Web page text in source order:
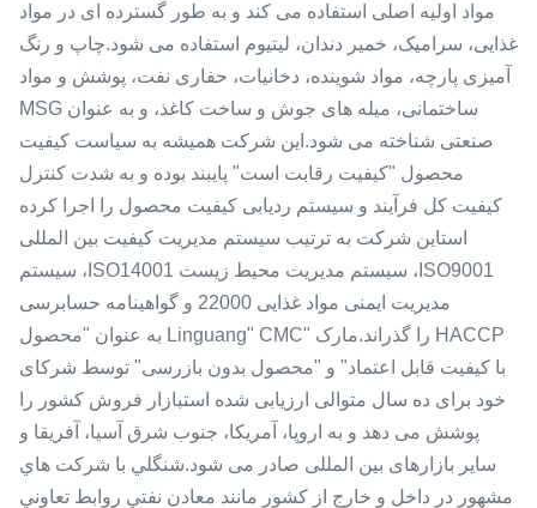
مواد اولیه اصلی استفاده می کند و به طور گسترده ای در مواد
غذایی، سرامیک، خمیر دندان، لیتیوم استفاده می شود.چاپ و رنگ
آمیزی پارچه، مواد شوینده، دخانیات، حفاری نفت، پوشش و مواد
ساختمانی، میله های جوش و ساخت کاغذ، و به عنوان MSG
صنعتی شناخته می شود.این شرکت همیشه به سیاست کیفیت
محصول "کیفیت رقابت است" پایبند بوده و به شدت کنترل
کیفیت کل فرآیند و سیستم ردیابی کیفیت محصول را اجرا کرده
استاین شرکت به ترتیب سیستم مدیریت کیفیت بین المللی
ISO9001، سیستم مدیریت محیط زیست ISO14001، سیستم
مدیریت ایمنی مواد غذایی 22000 و گواهینامه حسابرسی
HACCP را گذراند.مارک "Linguang" CMC به عنوان "محصول
با کیفیت قابل اعتماد" و "محصول بدون بازرسی" توسط شرکای
خود برای ده سال متوالی ارزیابی شده استبازار فروش کشور را
پوشش می دهد و به اروپا، آمریکا، جنوب شرق آسیا، آفریقا و
سایر بازارهای بین المللی صادر می شود.شنگلي با شرکت هاي
مشهور در داخل و خارج از کشور مانند معادن نفتي روابط تعاوني